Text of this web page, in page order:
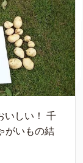
いしい！ 千
がいもの結